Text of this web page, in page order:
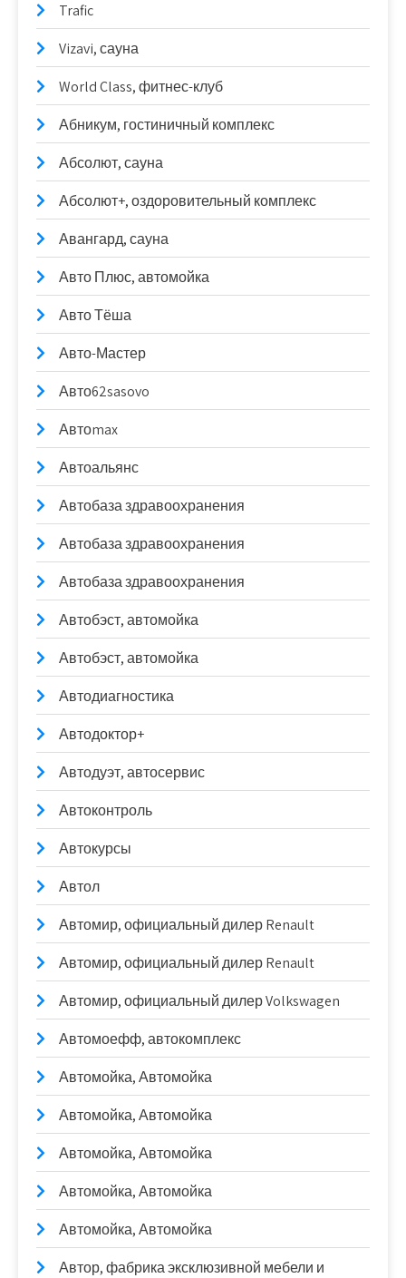
Trafic
Vizavi, сауна
World Class, фитнес-клуб
Абникум, гостиничный комплекс
Абсолют, сауна
Абсолют+, оздоровительный комплекс
Авангард, сауна
Авто Плюс, автомойка
Авто Тёша
Авто-Мастер
Авто62sasovo
Автоmax
Автоальянс
Автобаза здравоохранения
Автобаза здравоохранения
Автобаза здравоохранения
Автобэст, автомойка
Автобэст, автомойка
Автодиагностика
Автодоктор+
Автодуэт, автосервис
Автоконтроль
Автокурсы
Автол
Автомир, официальный дилер Renault
Автомир, официальный дилер Renault
Автомир, официальный дилер Volkswagen
Автомоефф, автокомплекс
Автомойка, Автомойка
Автомойка, Автомойка
Автомойка, Автомойка
Автомойка, Автомойка
Автомойка, Автомойка
Автор, фабрика эксклюзивной мебели и